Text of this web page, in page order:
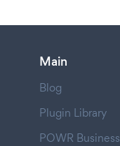
Main
Blog
Plugin Library
POWR Business